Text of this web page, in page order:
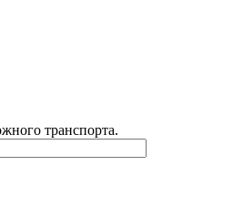
транспорта.